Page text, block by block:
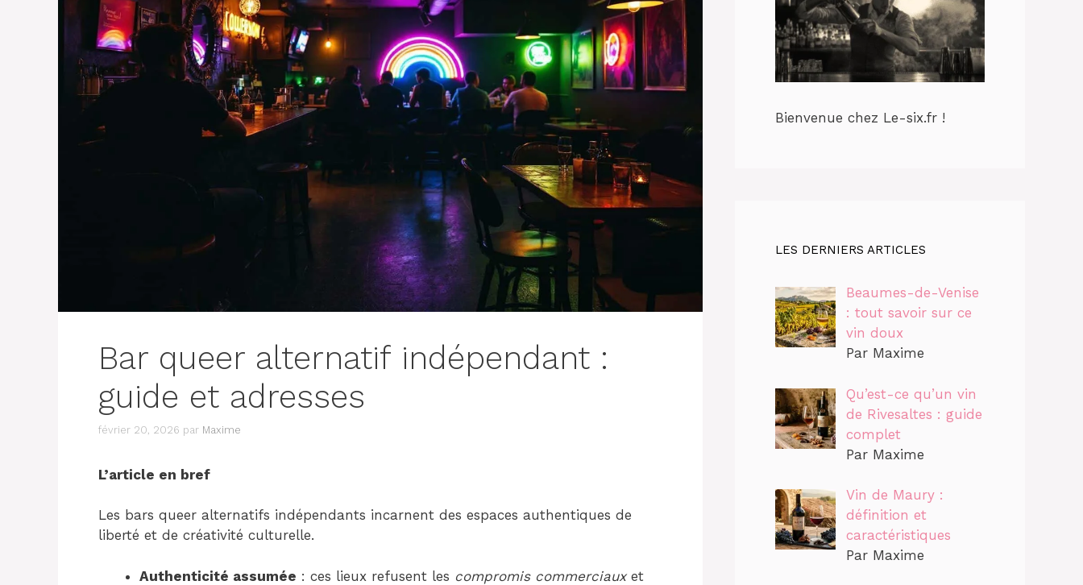
Bar queer alternatif indépendant :
guide et adresses
février 20, 2026 par Maxime
L’article en bref
Les bars queer alternatifs indépendants incarnent des espaces authentiques de
liberté et de créativité culturelle.
Authenticité assumée : ces lieux refusent les compromis commerciauxet
Bienvenue chez Le-six.fr !
LES DERNIERS ARTICLES
Beaumes-de-Venise
: tout savoir sur ce
vin doux
Par Maxime
Qu’est-ce qu’un vin
de Rivesaltes : guide
complet
Par Maxime
Vin de Maury :
définition et
caractéristiques
Par Maxime